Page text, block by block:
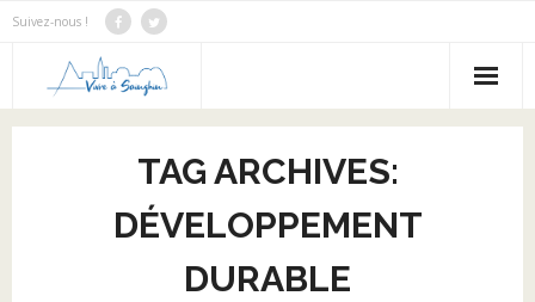
Suivez-nous !
Notre Bilan
Notre programme
Notre équipe
TAG ARCHIVES:
DÉVELOPPEMENT
DURABLE